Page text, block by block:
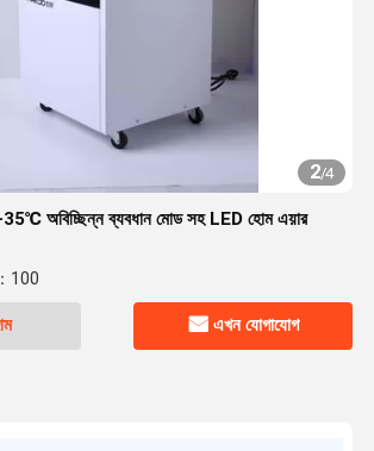
2/4
35℃ অবিচ্ছিন্ন ব্যবধান মোড সহ LED হোম এয়ার
100
এখন যোগাযোগ